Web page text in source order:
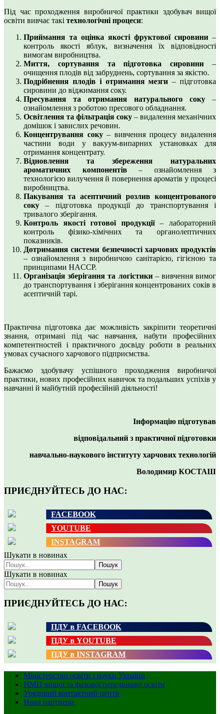
Під час проходження виробничої практики здобувач вищої
освіти вивчає такі технологічні процеси:
Приймання та оцінка якості фруктової сировини –
контроль якості яблук, визначення їх відповідності
вимогам виробництва.
Миття, сортування та підготовка сировини –
очищення плодів від забруднень, сортування за якістю.
Подрібнення плодів і отримання мезги – підготовка
сировини до віджимання соку.
Пресування та отримання натурального соку –
ознайомлення з роботою пресового обладнання.
Освітлення та фільтрація соку – видалення механічних
домішок і завислих речовин.
Концентрування соку– вивчення процесу видалення
частини води у вакуум-випарних установках для
отримання концентрату.
Відновлення та збереження натуральних
ароматичних компонентів – ознайомлення з
технологією вилучення й повернення ароматів у процесі
виробництва.
Пакування та асептичний розлив концентрованого
соку – підготовка продукції до транспортування і
тривалого зберігання.
Контроль якості готової продукції– лабораторний
контроль фізико-хімічних та органолептичних
показників.
Дотримання системи безпечності харчових продуктів
– ознайомлення з виробничою санітарією, гігієною та
принципами HACCP.
Організація зберігання та логістики– вивчення вимог
до транспортування і зберігання концентрованих соків в
асептичній тарі.
Практична підготовка дає можливість закріпити теоретичні
знання, отримані під час навчання, набути професійних
компетентностей і практичного досвіду роботи в реальних
умовах сучасного харчового підприємства.
Бажаємо здобувачу успішного проходження виробничої
практики, нових професійних навичок та подальших успіхів у
навчанні й майбутній професійній діяльності!
Інформацію підготував
відповідальний з практичної підготовки
навчально-наукового інституту харчових технологій
Володимир КОСТАШ
ПРИЄДНУЙТЕСЬ ДО НАС:
FACEBOOK
YOUTUBE
INSTAGRAM
Шукати в новинах
Пошук
Шукати в новинах
Пошук
ПРИЄДНУЙТЕСЬ ДО НАС:
ПДУ в FACEBOOK
ПДУ в YOUTUBE
ПДУ в INSTAGRAM
Міністерство освіти і науки України
НМЦ вищої та фахової передвищої освіти
Урядовий контактний центр
Наші партнери